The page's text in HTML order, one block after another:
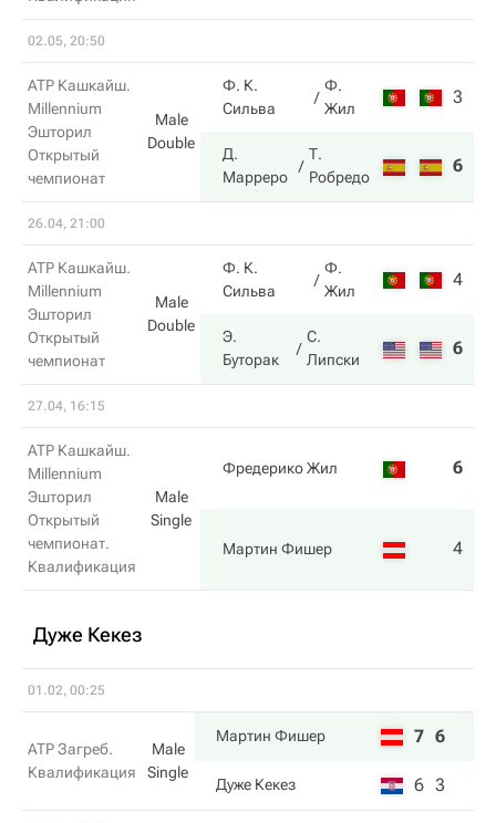
02.05, 20:50
ATP Кашкайш.
Millennium
Эшторил
Открытый
чемпионат
Male
Double
Ф. К.
Сильва
Ф.
Жил
3
Д.
Марреро
Т.
Робредо
6
26.04, 21:00
ATP Кашкайш.
Millennium
Эшторил
Открытый
чемпионат
Male
Double
Ф. К.
Сильва
Ф.
Жил
4
Э.
Буторак
С.
Липски
6
27.04, 16:15
ATP Кашкайш.
Millennium
Эшторил
Открытый
чемпионат.
Квалификация
Male
Single
Фредерико Жил 6
Мартин Фишер 4
Дуже Кекез
01.02, 00:25
ATP Загреб.
Квалификация
Male
Single
Мартин Фишер 7 6
Дуже Кекез 6 3